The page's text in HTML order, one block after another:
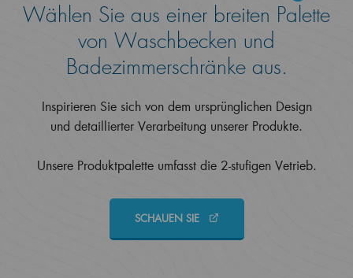
Wählen Sie aus einer breiten Palette
von Waschbecken und
Badezimmerschränke aus.
Inspirieren Sie sich von dem ursprünglichen Design
und detaillierter Verarbeitung unserer Produkte.
Unsere Produktpalette umfasst die 2-stufigen Vetrieb.
SCHAUEN SIE